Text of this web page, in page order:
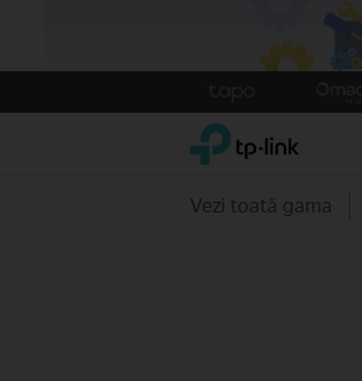
to
TP-Link, Reliably Smart
Vezi toată gama